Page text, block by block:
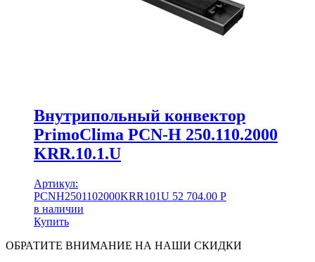
Внутрипольный конвектор
PrimoClima PCN-H 250.110.2000
KRR.10.1.U
Артикул:
PCNH2501102000KRR101U 52 704.00 Р
в наличии
Купить
ОБРАТИТЕ ВНИМАНИЕ НА НАШИ СКИДКИ